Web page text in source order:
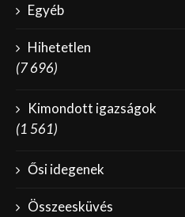
Egyéb
Hihetetlen
(7 696)
Kimondott igazságok
(1 561)
Ősi idegenek
Összeesküvés